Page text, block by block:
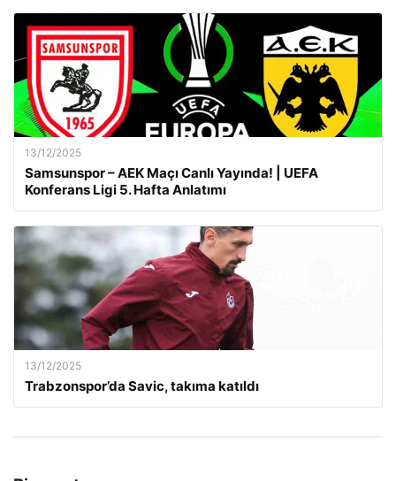
13/12/2025
Samsunspor – AEK Maçı Canlı Yayında! | UEFA
Konferans Ligi 5. Hafta Anlatımı
13/12/2025
Trabzonspor’da Savic, takıma katıldı